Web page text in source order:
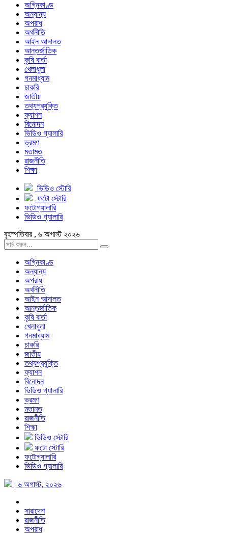
অগ্নিকাণ্ড
অন্যান্য
অপরাধ
অর্থনীতি
আইন আদালত
আন্তর্জাতিক
কৃষি বার্তা
খেলাধুলা
গনমাধ্যাম
চাকরি
জাতীয়
তথ্যপ্রযুক্তি
ফ্যাশন
বিনোদন
ভিডিও গ্যালারি
ভ্রমণ
মতামত
রাজনীতি
শিক্ষা
ভিডিও স্টোরি
ফটো স্টোরি
ফটোগ্যালারি
ভিডিও গ্যালারি
বৃহস্পতিবার , ৬ অগাস্ট ২০২৬
অগ্নিকাণ্ড
অন্যান্য
অপরাধ
অর্থনীতি
আইন আদালত
আন্তর্জাতিক
কৃষি বার্তা
খেলাধুলা
গনমাধ্যাম
চাকরি
জাতীয়
তথ্যপ্রযুক্তি
ফ্যাশন
বিনোদন
ভিডিও গ্যালারি
ভ্রমণ
মতামত
রাজনীতি
শিক্ষা
ভিডিও স্টোরি
ফটো স্টোরি
ফটোগ্যালারি
ভিডিও গ্যালারি
| ৬ অগাস্ট, ২০২৬
সারাদেশ
রাজনীতি
অপরাধ